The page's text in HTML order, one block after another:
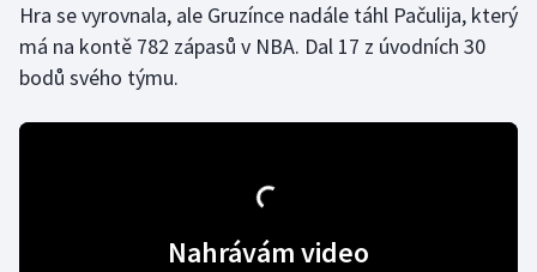
Motorsport
Hra se vyrovnala, ale Gruzínce nadále táhl Pačulija, který
má na kontě 782 zápasů v NBA. Dal 17 z úvodních 30
bodů svého týmu.
Nahrávám video